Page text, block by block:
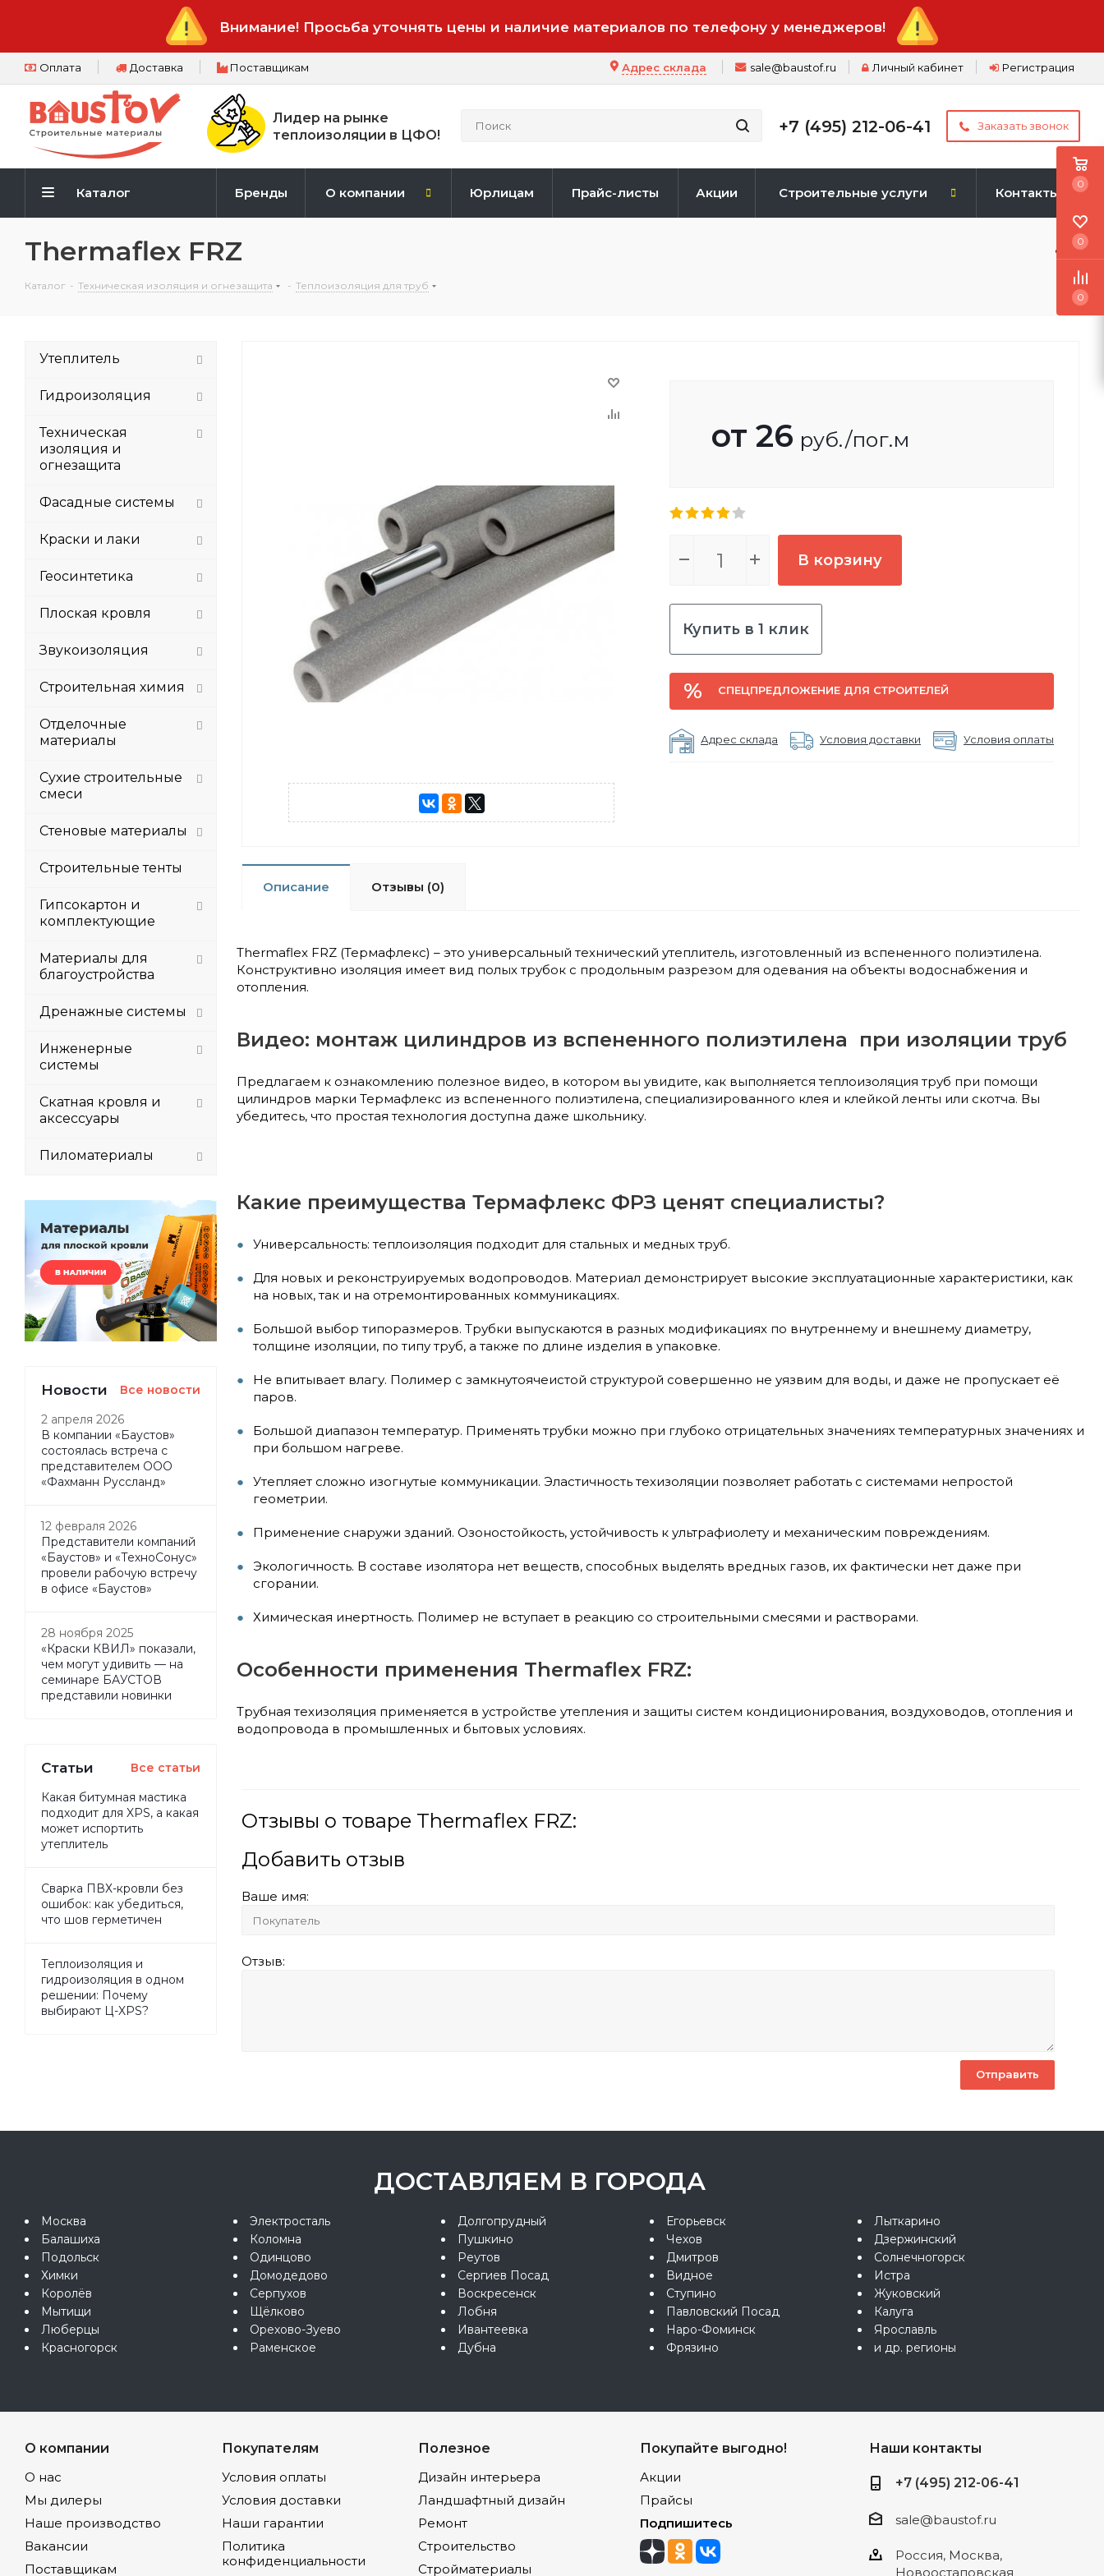
Внимание! Просьба уточнять цены и наличие материалов по телефону у менеджеров!
Оплата Доставка Поставщикам Регистрация
Личный кабинет
sale@baustof.ru
Адрес склада
Лидер на рынке
теплоизоляции в ЦФО!
+7 (495) 212-06-41 Заказать звонок
Каталог Бренды О компании Юрлицам Прайс-листы Акции Строительные услуги Контакты
Thermaflex FRZ
Каталог - Техническая изоляция и огнезащита - Теплоизоляция для труб
от 26 руб./пог.м
В корзину
Купить в 1 клик
СПЕЦПРЕДЛОЖЕНИЕ ДЛЯ СТРОИТЕЛЕЙ
Адрес склада Условия доставки Условия оплаты
Описание Отзывы (0)
Thermaflex FRZ (Термафлекс) – это универсальный технический утеплитель, изготовленный из вспененного полиэтилена.
Конструктивно изоляция имеет вид полых трубок с продольным разрезом для одевания на объекты водоснабжения и
отопления.
Видео: монтаж цилиндров из вспененного полиэтилена при изоляции труб
Предлагаем к ознакомлению полезное видео, в котором вы увидите, как выполняется теплоизоляция труб при помощи
цилиндров марки Термафлекс из вспененного полиэтилена, специализированного клея и клейкой ленты или скотча. Вы
убедитесь, что простая технология доступна даже школьнику.
Какие преимущества Термафлекс ФРЗ ценят специалисты?
Универсальность: теплоизоляция подходит для стальных и медных труб.
Для новых и реконструируемых водопроводов. Материал демонстрирует высокие эксплуатационные характеристики, как
на новых, так и на отремонтированных коммуникациях.
Большой выбор типоразмеров. Трубки выпускаются в разных модификациях по внутреннему и внешнему диаметру,
толщине изоляции, по типу труб, а также по длине изделия в упаковке.
Не впитывает влагу. Полимер с замкнутоячеистой структурой совершенно не уязвим для воды, и даже не пропускает её
паров.
Большой диапазон температур. Применять трубки можно при глубоко отрицательных значениях температурных значениях и
при большом нагреве.
Утепляет сложно изогнутые коммуникации. Эластичность техизоляции позволяет работать с системами непростой
геометрии.
Применение снаружи зданий. Озоностойкость, устойчивость к ультрафиолету и механическим повреждениям.
Экологичность. В составе изолятора нет веществ, способных выделять вредных газов, их фактически нет даже при
сгорании.
Химическая инертность. Полимер не вступает в реакцию со строительными смесями и растворами.
Особенности применения Thermaflex FRZ:
Трубная техизоляция применяется в устройстве утепления и защиты систем кондиционирования, воздуховодов, отопления и
водопровода в промышленных и бытовых условиях.
Отзывы о товаре Thermaflex FRZ:
Добавить отзыв
Ваше имя:
Отзыв:
Утеплитель
Гидроизоляция
Техническая
изоляция и
огнезащита
Фасадные системы
Краски и лаки
Геосинтетика
Плоская кровля
Звукоизоляция
Строительная химия
Отделочные
материалы
Сухие строительные
смеси
Стеновые материалы
Строительные тенты
Гипсокартон и
комплектующие
Материалы для
благоустройства
Дренажные системы
Инженерные
системы
Скатная кровля и
аксессуары
Пиломатериалы
Новости Все новости
2 апреля 2026
В компании «Баустов»
состоялась встреча с
представителем ООО
«Фахманн Руссланд»
12 февраля 2026
Представители компаний
«Баустов» и «ТехноСонус»
провели рабочую встречу
в офисе «Баустов»
28 ноября 2025
«Краски КВИЛ» показали,
чем могут удивить — на
семинаре БАУСТОВ
представили новинки
Статьи Все статьи
Какая битумная мастика
подходит для XPS, а какая
может испортить
утеплитель
Сварка ПВХ-кровли без
ошибок: как убедиться,
что шов герметичен
Теплоизоляция и
гидроизоляция в одном
решении: Почему
выбирают Ц-XPS?
ДОСТАВЛЯЕМ В ГОРОДА
Москва
Балашиха
Подольск
Химки
Королёв
Мытищи
Люберцы
Красногорск
Электросталь
Коломна
Одинцово
Домодедово
Серпухов
Щёлково
Орехово-Зуево
Раменское
Долгопрудный
Пушкино
Реутов
Сергиев Посад
Воскресенск
Лобня
Ивантеевка
Дубна
Егорьевск
Чехов
Дмитров
Видное
Ступино
Павловский Посад
Наро-Фоминск
Фрязино
Лыткарино
Дзержинский
Солнечногорск
Истра
Жуковский
Калуга
Ярославль
и др. регионы
О компании
О нас
Мы дилеры
Наше производство
Вакансии
Поставщикам
Покупателям
Условия оплаты
Условия доставки
Наши гарантии
Политика
конфиденциальности
Полезное
Дизайн интерьера
Ландшафтный дизайн
Ремонт
Строительство
Стройматериалы
Покупайте выгодно!
Акции
Прайсы
Подпишитесь
Наши контакты
+7 (495) 212-06-41
sale@baustof.ru
Россия, Москва,
Новоостаповская
0
0
0